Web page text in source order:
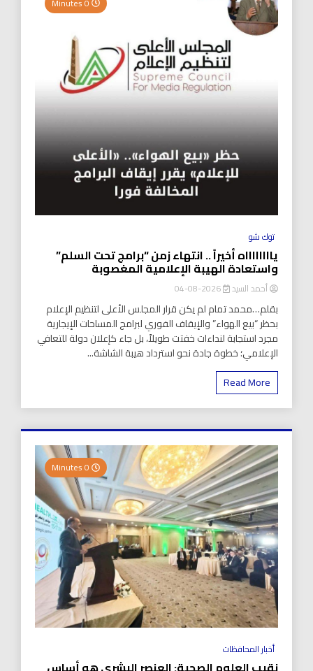
توك شو
يااااااااه أخيراً .. انتهاء زمن “برامج تحت السلم”
واستعادة الهيبة الإعلامية المغصوبة
أحمد السيد 2026-08-04
بقلم…محمد تمام لم يكن قرار المجلس الأعلى لتنظيم الإعلام
بحظر “بيع الهواء” والإيقاف الفوري لبرامج المساحات الإيجارية
مجرد استجابة لنداءات خفتت طويلاً، بل جاء كإعلان دولة للتعافي
الإعلامي؛ خطوة جادة نحو استرداد هيبة الشاشة...
Read More
أخبار المحافظات